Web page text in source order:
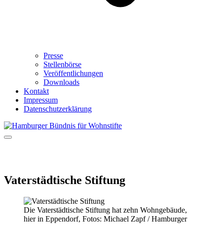
Presse
Stellenbörse
Veröffentlichungen
Downloads
Kontakt
Impressum
Datenschutzerklärung
Vaterstädtische Stiftung
Die Vaterstädtische Stiftung hat zehn Wohngebäude,
hier in Eppendorf, Fotos: Michael Zapf / Hamburger